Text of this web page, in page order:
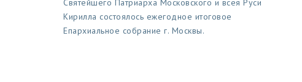
Святейшего Патриарха Московского и всея Руси
Кирилла состоялось ежегодное итоговое
Епархиальное собрание г. Москвы.